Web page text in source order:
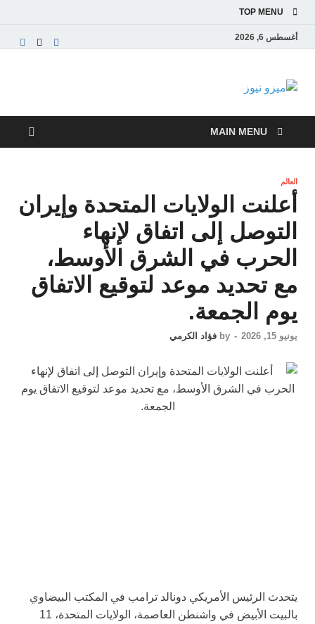
TOP MENU
أغسطس 6, 2026
ميزو نيوز
والاقتصادية
MAIN MENU
العالم
أعلنت الولايات المتحدة وإيران
التوصل إلى اتفاق لإنهاء
الحرب في الشرق الأوسط،
مع تحديد موعد لتوقيع الاتفاق
يوم الجمعة.
يونيو 15, 2026 -
by فؤاد الكرمي
يتحدث الرئيس الأمريكي دونالد ترامب في المكتب البيضاوي
بالبيت الأبيض في واشنطن العاصمة، الولايات المتحدة، 11